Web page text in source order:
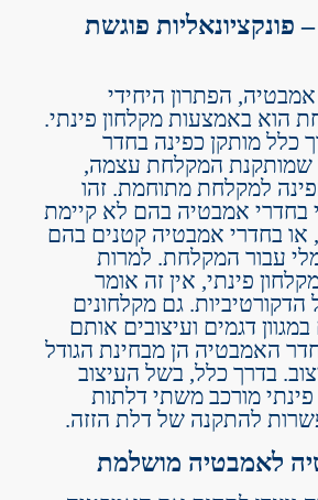
פונקציונאליות פוגשת
הפתרון היחידי
הוא באמצעות מקלחון פינתי.
כלל מותקן כפינה בחדר
שמותקנת המקלחת עצמה,
למקלחת מתוחמת. זהו
בחדרי אמבטיה בהם לא קיימת
בחדרי אמבטיה קטנים בהם
עבור המקלחת. למרות
פינתי, אין זה אומר
הדקורטיביות. גם מקלחונים
דגמים ועיצובים אותם
האמבטיה הן מבחינת הגודל
בדרך כלל, בשל העיצוב
פינתי מורכב משתי דלתות
להתקנה של דלת הזזה.
לאמבטיה מושלמת